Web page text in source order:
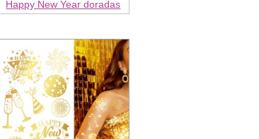
Happy New Year doradas